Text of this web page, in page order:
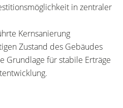
in zentraler
Kernsanierung
Zustand des Gebäudes
Grundlage für stabile Erträge